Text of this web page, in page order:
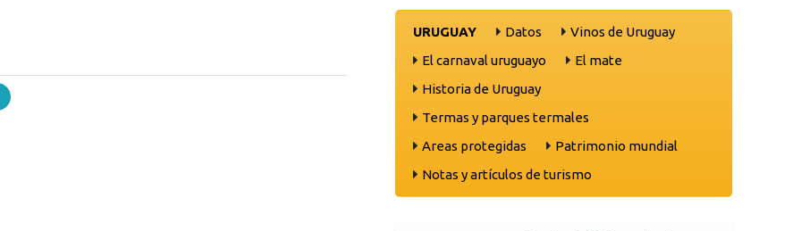
URUGUAY Datos
Vinos de Uruguay
El carnaval uruguayo
El mate
Historia de Uruguay
Termas y parques termales
Areas protegidas
Patrimonio mundial
Notas y artículos de turismo